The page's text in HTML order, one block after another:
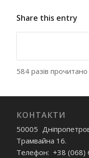
Share this entry
584 разів прочитано
КОНТАКТИ
50005
Трамвайна 16.
Телефон: +38 (068)